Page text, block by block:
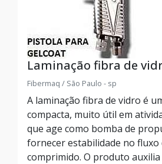
Laminação fibra de
Fibermaq / São Paulo - sp
A laminação fibra de vidro é
compacta, muito útil em
que age como bomba de
fornecer estabilidade no fluxo
comprimido. O produto